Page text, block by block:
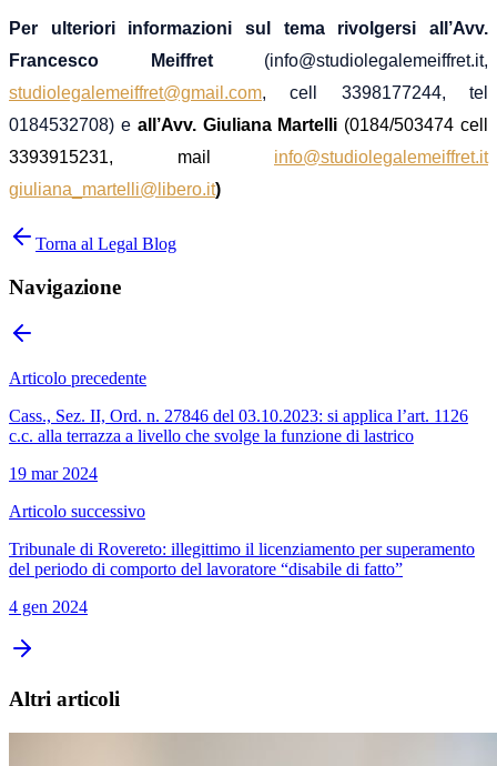
Per ulteriori informazioni sul tema rivolgersi all’Avv.
Francesco Meiffret (info@studiolegalemeiffret.it,
studiolegalemeiffret@gmail.com, cell 3398177244, tel
0184532708) e all’Avv. Giuliana Martelli (0184/503474cell
3393915231, mail info@studiolegalemeiffret.it
giuliana_martelli@libero.it)
Torna al Legal Blog
Navigazione
Articolo precedente
Cass., Sez. II, Ord. n. 27846 del 03.10.2023: si applica l’art. 1126
c.c. alla terrazza a livello che svolge la funzione di lastrico
19 mar 2024
Articolo successivo
Tribunale di Rovereto: illegittimo il licenziamento per superamento
del periodo di comporto del lavoratore “disabile di fatto”
4 gen 2024
Altri articoli